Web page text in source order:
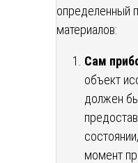
определенный
материалов:
Сам
объект
должен
момент